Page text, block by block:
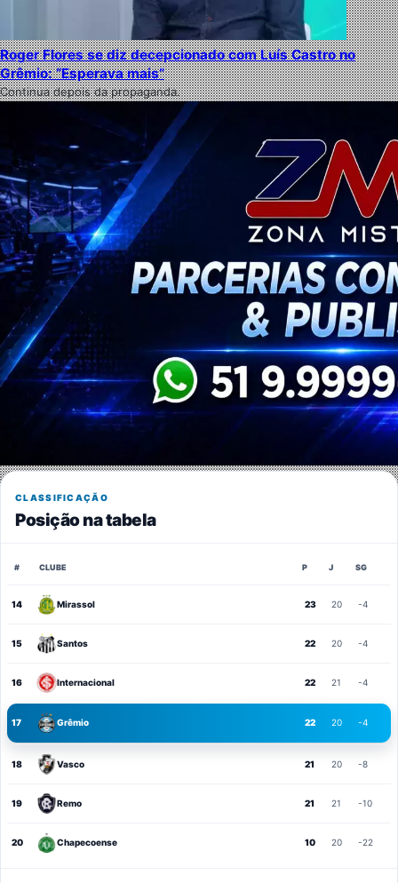
Roger Flores se diz decepcionado com Luís Castro no
Grêmio: “Esperava mais”
Continua depois da propaganda.
CLASSIFICAÇÃO
Posição na tabela
# CLUBE P J SG
14 Mirassol 23 20 -4
15 Santos 22 20 -4
16 Internacional 22 21 -4
17 Grêmio 22 20 -4
18 Vasco 21 20 -8
19 Remo 21 21 -10
20 Chapecoense 10 20 -22